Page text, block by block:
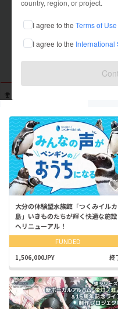
country, region, or project.
I agree to the Terms of Use
I agree to the International
出身国：未設定
大分の体験型水族館「つくみイルカ
島」いきものたちが輝く快適な施設
へリニューアル！
FUNDED
1,506,000JPY 終